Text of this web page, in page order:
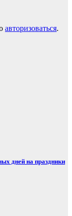
авторизоваться.
дней на праздники